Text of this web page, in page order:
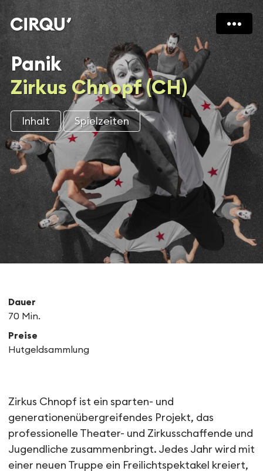
Panik
Zirkus Chnopf (CH)
Inhalt Spielzeiten
Panik
Zirkus Chnopf ist ein sparten- und
generationenübergreifendes Projekt, das
professionelle Theater- und Zirkusschaffende und
Jugendliche zusammenbringt. Jedes Jahr wird mit
einer neuen Truppe ein Freilichtspektakel kreiert,
Dauer
70 Min.
Preise
Hutgeldsammlung